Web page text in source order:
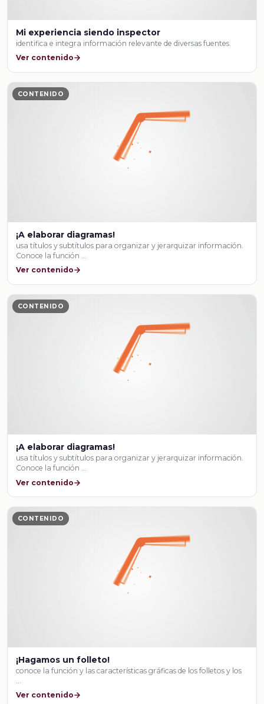
Mi experiencia siendo inspector
identifica e integra información relevante de diversas fuentes.
Ver contenido
CONTENIDO
¡A elaborar diagramas!
usa títulos y subtítulos para organizar y jerarquizar información.
Conoce la función …
Ver contenido
CONTENIDO
¡A elaborar diagramas!
usa títulos y subtítulos para organizar y jerarquizar información.
Conoce la función …
Ver contenido
CONTENIDO
¡Hagamos un folleto!
conoce la función y las características gráficas de los folletos y los
Ver contenido